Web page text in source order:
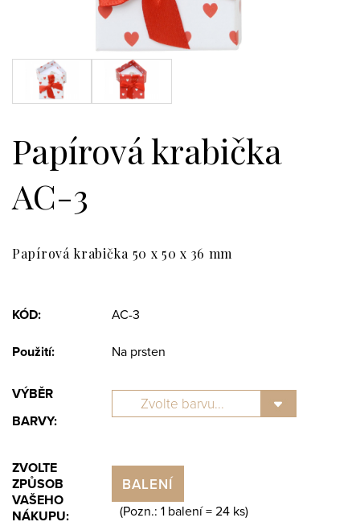
Papírová krabička
AC-3
Papírová krabička 50 x 50 x 36 mm
KÓD: AC-3
Použití: Na prsten
VÝBĚR
BARVY:
ZVOLTE
ZPŮSOB
VAŠEHO
NÁKUPU:
BALENÍ
(Pozn.: 1 balení = 24ks)